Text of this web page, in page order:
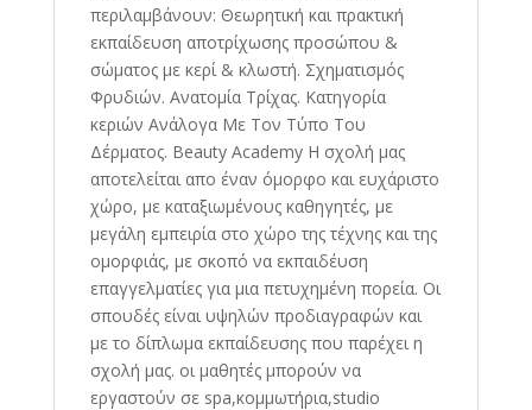
περιλαμβάνουν: Θεωρητική και πρακτική
εκπαίδευση αποτρίχωσης προσώπου &
σώματος με κερί & κλωστή. Σχηματισμός
Φρυδιών. Ανατομία Τρίχας. Κατηγορία
κεριών Ανάλογα Με Τον Τύπο Του
Δέρματος. Beauty Academy Η σχολή μας
αποτελείται απο έναν όμορφο και ευχάριστο
χώρο, με καταξιωμένους καθηγητές, με
μεγάλη εμπειρία στο χώρο της τέχνης και της
ομορφιάς, με σκοπό να εκπαιδέυση
επαγγελματίες για μια πετυχημένη πορεία. Οι
σπουδές είναι υψηλών προδιαγραφών και
με το δίπλωμα εκπαίδευσης που παρέχει η
σχολή μας. οι μαθητές μπορούν να
εργαστούν σε spa,κομμωτήρια,studio